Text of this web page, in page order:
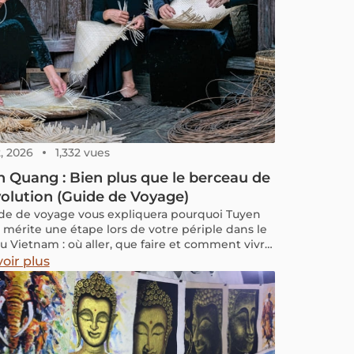
dans cette expérience culturelle unique.
« survivre » et profiter de l’art de
la rue au Vietnam.
2026 1,332 vues
Quang : Bien plus que le berceau de
(Guide de Voyage)
de voyage vous expliquera pourquoi Tuyen
mérite une étape lors de votre périple dans le
Vietnam : où aller, que faire et comment vivre
comme un habitant local.
plus